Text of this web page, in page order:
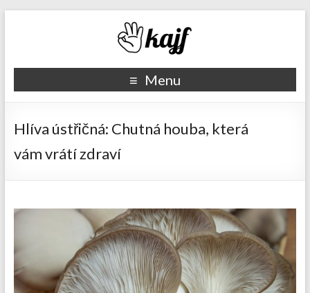
Recepty kajf.cz
Menu
Hlíva ústřičná: Chutná houba, která
vám vrátí zdraví